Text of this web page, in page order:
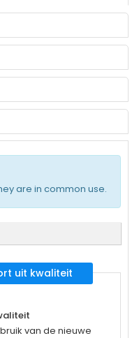
are in common use.
uit kwaliteit
van de nieuwe